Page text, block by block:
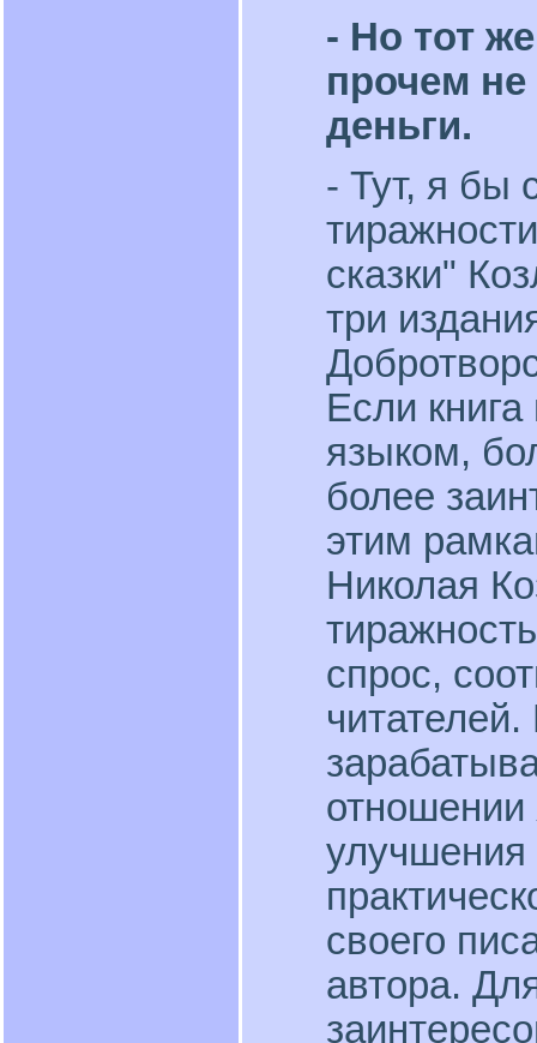
- Но тот
прочем не
деньги.
- Тут, я бы
сказки"
три
Если
языком,
более
этим
Николая
спрос,
отношении
улучшения
своего
автора.